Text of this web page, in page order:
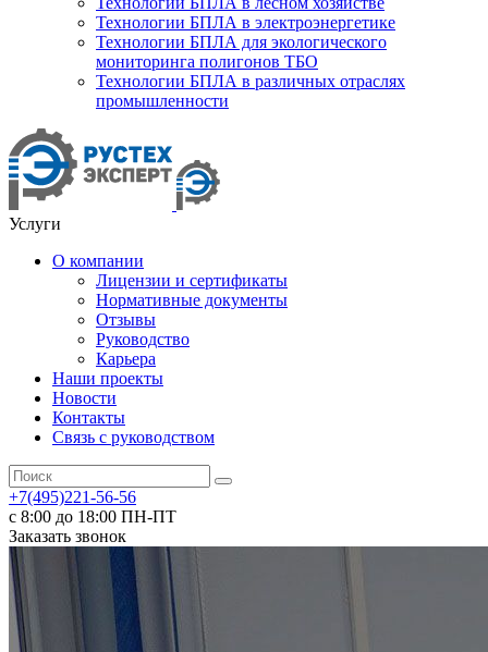
Технологии БПЛА в электроэнергетике
Технологии БПЛА для экологического
мониторинга полигонов ТБО
Технологии БПЛА в различных отраслях
промышленности
Услуги
О компании
Лицензии и сертификаты
Нормативные документы
Отзывы
Руководство
Карьера
Наши проекты
Новости
Контакты
Связь с руководством
+7(495)221-56-56
с 8:00 до 18:00 ПН-ПТ
Заказать звонок